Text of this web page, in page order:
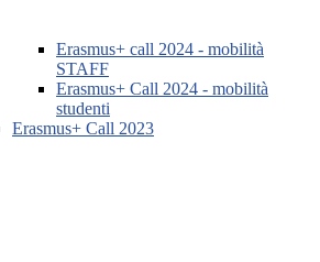
Erasmus+ call 2024 - mobilità
STAFF
Erasmus+ Call 2024 - mobilità
studenti
Erasmus+ Call 2023